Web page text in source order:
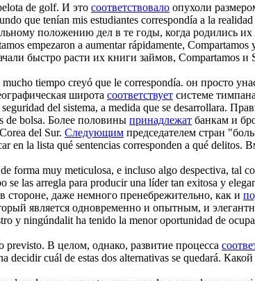
de golf. И это соответствовало опухоли
que tenían mis estudiantes correspondía a la
положению дел в те годы, когда родились их
empezaron a aumentar rápidamente,
быстро расти их книги займов, Compartamos
tiempo creyó que le correspondía. он просто
широта соответствует системе
del sistema, a medida que se desarrollara.
de bolsa. Более половины принадлежат банкам и
del Sur. Следующим председателем стран
en la lista qué sentencias corresponden a qué delitos.
forma muy meticulosa, e incluso algo despectiva, tal
se las arregla para producir una líder tan exitosa y
стороне, даже немного пренебрежительно, как и
является одновременно и опытным, и
y ningúndalit ha tenido la menor oportunidad de
previsto. В целом, однако, развитие процесса
decidir cuál de estas dos alternativas se quedará. Какой